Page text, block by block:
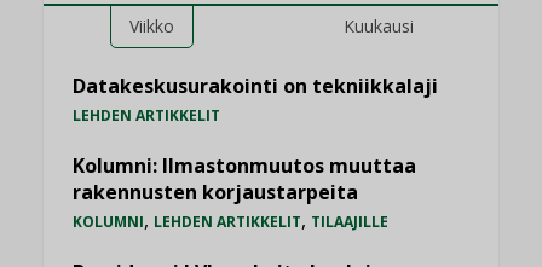
Viikko Kuukausi
Datakeskusurakointi on tekniikkalaji
LEHDEN ARTIKKELIT
Kolumni: Ilmastonmuutos muuttaa
rakennusten korjaustarpeita
KOLUMNI, LEHDEN ARTIKKELIT, TILAAJILLE